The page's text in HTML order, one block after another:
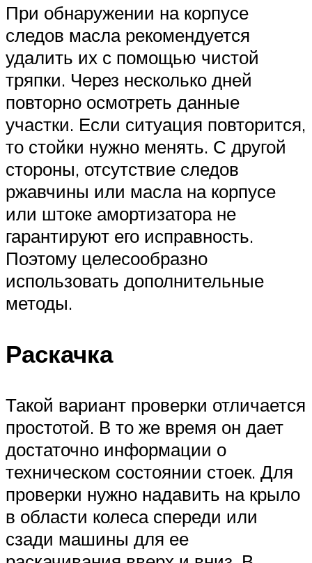
При обнаружении на корпусе
следов масла рекомендуется
удалить их с помощью чистой
тряпки. Через несколько дней
повторно осмотреть данные
участки. Если ситуация повторится,
то стойки нужно менять. С другой
стороны, отсутствие следов
ржавчины или масла на корпусе
или штоке амортизатора не
гарантируют его исправность.
Поэтому целесообразно
использовать дополнительные
методы.
Раскачка
Такой вариант проверки отличается
простотой. В то же время он дает
достаточно информации о
техническом состоянии стоек. Для
проверки нужно надавить на крыло
в области колеса спереди или
сзади машины для ее